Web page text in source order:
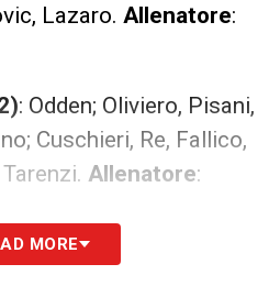
Lazaro. Allenatore:
: Odden; Oliviero, Pisani,
Cuschieri, Re, Fallico,
Allenatore:
MORE